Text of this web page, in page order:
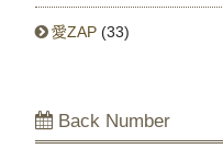
愛ZAP (33)
Back Number